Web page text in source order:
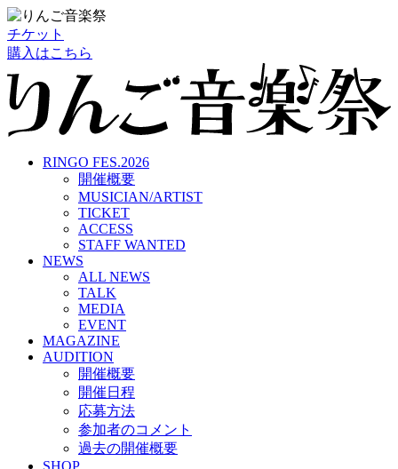
チケット
購入はこちら
RINGO FES.2026
開催概要
MUSICIAN/ARTIST
TICKET
ACCESS
STAFF WANTED
NEWS
ALL NEWS
TALK
MEDIA
EVENT
MAGAZINE
AUDITION
開催概要
開催日程
応募方法
参加者のコメント
過去の開催概要
SHOP